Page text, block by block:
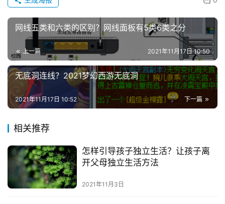
每
日
诗
网线五类和六类的区别？网线面板有5类6类之分
上一篇 2021年11月17日 10:50
无底洞连线？2021梦幻西游无底洞
下一篇
2021年11月17日 10:52
相关推荐
怎样引导孩子独立生活？让孩子离
开父母独立生活方法
2021年11月3日